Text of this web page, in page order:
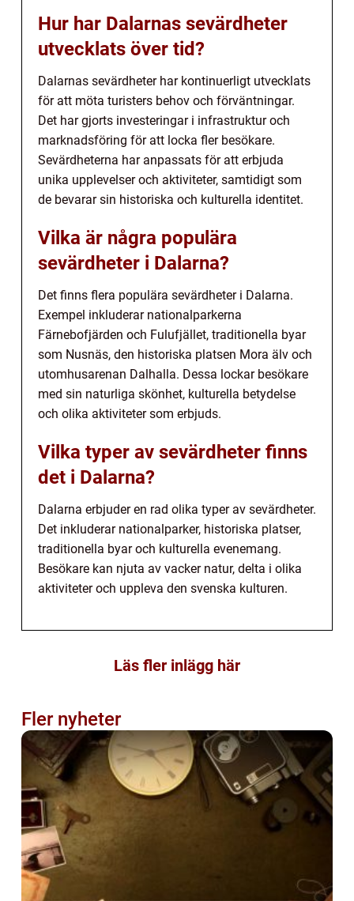
Hur har Dalarnas sevärdheter
utvecklats över tid?
Dalarnas sevärdheter har kontinuerligt utvecklats
för att möta turisters behov och förväntningar.
Det har gjorts investeringar i infrastruktur och
marknadsföring för att locka fler besökare.
Sevärdheterna har anpassats för att erbjuda
unika upplevelser och aktiviteter, samtidigt som
de bevarar sin historiska och kulturella identitet.
Vilka är några populära
sevärdheter i Dalarna?
Det finns flera populära sevärdheter i Dalarna.
Exempel inkluderar nationalparkerna
Färnebofjärden och Fulufjället, traditionella byar
som Nusnäs, den historiska platsen Mora älv och
utomhusarenan Dalhalla. Dessa lockar besökare
med sin naturliga skönhet, kulturella betydelse
och olika aktiviteter som erbjuds.
Vilka typer av sevärdheter finns
det i Dalarna?
Dalarna erbjuder en rad olika typer av sevärdheter.
Det inkluderar nationalparker, historiska platser,
traditionella byar och kulturella evenemang.
Besökare kan njuta av vacker natur, delta i olika
aktiviteter och uppleva den svenska kulturen.
Läs fler inlägg här
Fler nyheter